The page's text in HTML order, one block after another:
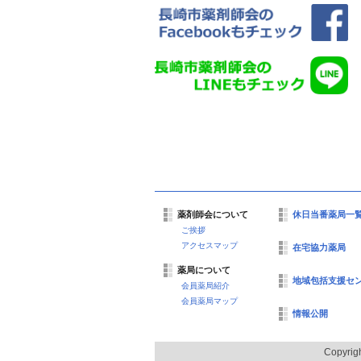
薬剤師会について
ご挨拶
アクセスマップ
薬局について
会員薬局紹介
会員薬局マップ
休日当番薬局一
在宅協力薬局
地域包括支援セ
情報公開